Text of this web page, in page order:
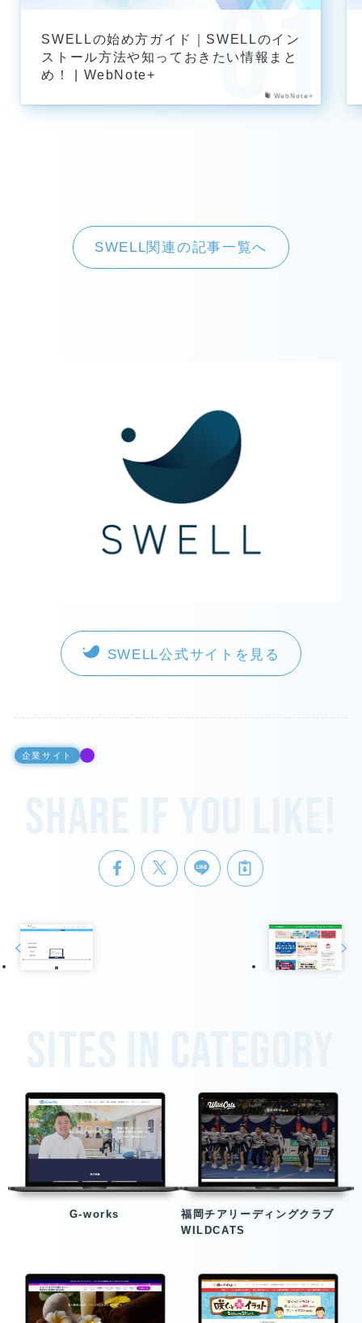
WebNote+
SWELLの始め方ガイド｜SWELLのイン
ストール方法や知っておきたい情報まと
め！ | WebNote+
SWELL関連の記事一覧へ
SWELL公式サイトを見る
企業サイト
Share if you like!
Sites in category
G-works
福岡チアリーディングクラブ
WILDCATS